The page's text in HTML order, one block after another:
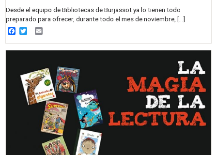
Desde el equipo de Bibliotecas de Burjassot ya lo tienen todo
preparado para ofrecer, durante todo el mes de noviembre, […]
Facebook
Twitter